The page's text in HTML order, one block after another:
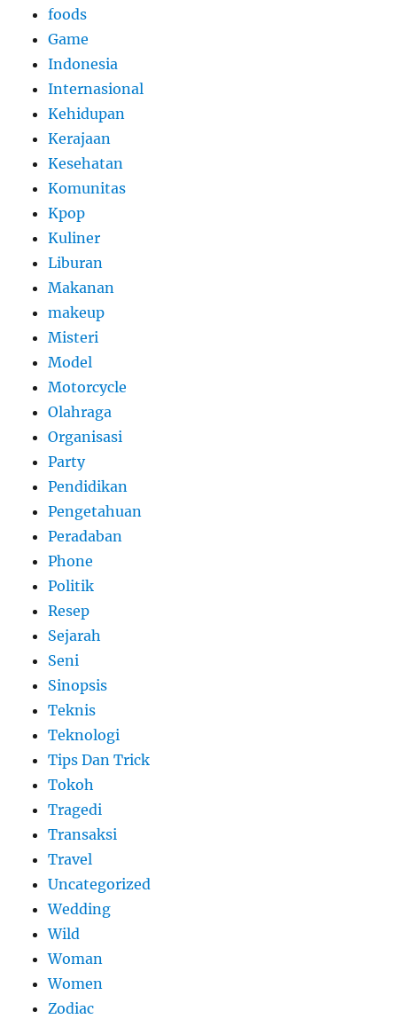
foods
Game
Indonesia
Internasional
Kehidupan
Kerajaan
Kesehatan
Komunitas
Kpop
Kuliner
Liburan
Makanan
makeup
Misteri
Model
Motorcycle
Olahraga
Organisasi
Party
Pendidikan
Pengetahuan
Peradaban
Phone
Politik
Resep
Sejarah
Seni
Sinopsis
Teknis
Teknologi
Tips Dan Trick
Tokoh
Tragedi
Transaksi
Travel
Uncategorized
Wedding
Wild
Woman
Women
Zodiac